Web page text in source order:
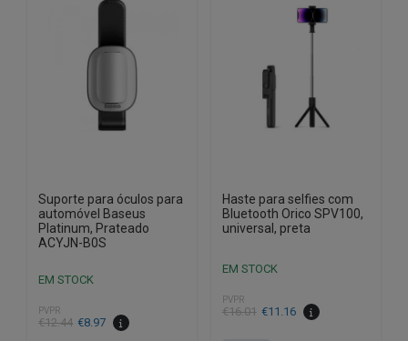
Suporte para óculos para
automóvel Baseus
Platinum, Prateado
ACYJN-B0S
EM STOCK
PVPR
€12.44
O
€8.97
O
Haste para selfies com
Bluetooth Orico SPV100,
universal, preta
EM STOCK
PVPR
€16.01
O
€11.16
O